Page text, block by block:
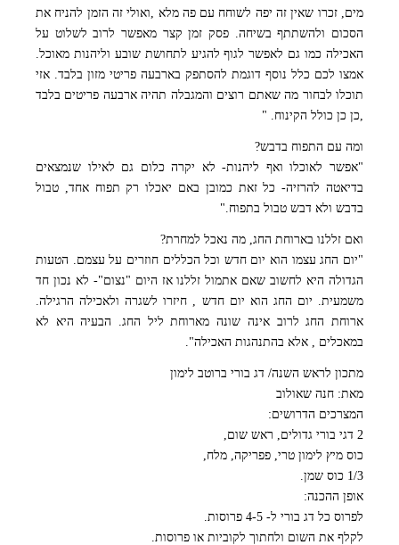
מים, זכרו שאין זה יפה לשוחח עם פה מלא ,ואולי זה הזמן להניח את
הסכום ולהשתתף בשיחה. פסק זמן קצר מאפשר לרוב לשלוט על
האכילה כמו גם לאפשר לגוף להגיע לתחושת שובע וליהנות מאוכל.
אמצו לכם כלל נוסף דוגמת להסתפק בארבעה פריטי מזון בלבד. אזי
תוכלו לבחור מה שאתם רוצים והמגבלה תהיה ארבעה פריטים בלבד
,כן כן כולל הקינוח. "
ומה עם התפוח בדבש?
"אפשר לאוכלו ואף ליהנות- לא יקרה כלום גם לאילו שנמצאים
בדיאטה להרזיה- כל זאת כמובן באם יאכלו רק תפוח אחד, טבול
בדבש ולא דבש טבול בתפוח."
ואם זללנו בארוחת החג, מה נאכל למחרת?
"יום החג עצמו הוא יום חדש וכל הכללים חוזרים על עצמם. הטעות
הגדולה היא לחשוב שאם אתמול זללנו אז היום "נצום"- לא נכון חד
משמעית. יום החג הוא יום חדש , חיזרו לשגרה ולאכילה הרגילה.
ארוחת החג לרוב אינה שונה מארוחת ליל החג. הבעיה היא לא
במאכלים , אלא בהתנהגות האכילה".
מתכון לראש השנה/ דג בורי ברוטב לימון
מאת: חנה שאולוב
המצרכים הדרושים:
2 דגי בורי גדולים, ראש שום,
כוס מיץ לימון טרי, פפריקה, מלח,
1/3 כוס שמן.
אופן ההכנה:
לפרוס כל דג בורי ל- 4-5 פרוסות.
לקלף את השום ולחתוך לקוביות או פרוסות.